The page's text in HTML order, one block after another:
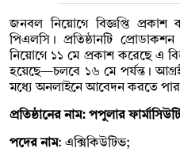
জনবল নিয়োগে বিজ্ঞপ্তি প্রকাশ
পিএলসি। প্রতিষ্ঠানটি প্রোডাকশন
নিয়োগে ১১ মে প্রকাশ করেছে এ
হয়েছে—চলবে ১৬ মে পর্যন্ত।
মধ্যে অনলাইনে আবেদন করতে
প্রতিষ্ঠানের নাম: পপুলার
পদের নাম: এক্সিকিউটিভ;